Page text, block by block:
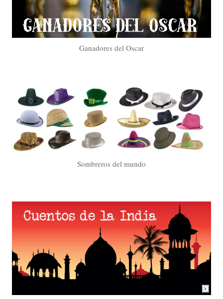
Ganadores del Oscar
Sombreros del mundo